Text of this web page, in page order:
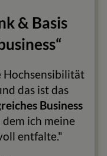
& Basis
Hochsensibilität
das ist das
Business
dem ich meine
entfalte."